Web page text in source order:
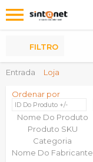
Entrada Loja
FILTRO
Ordenar por
ID Do Produto +/-
Nome Do Produto
Produto SKU
Categoria
Nome Do Fabricante